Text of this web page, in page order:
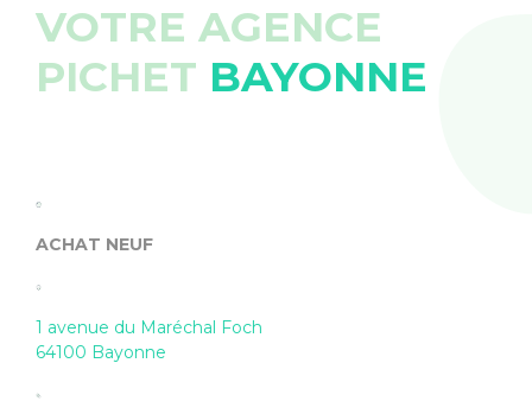
VOTRE AGENCE
PICHET BAYONNE
ACHAT NEUF
1 avenue du Maréchal Foch
64100 Bayonne